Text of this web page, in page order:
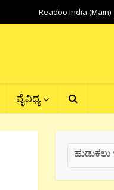
Readoo India (Main)
ವೈವಿಧ್ಯ